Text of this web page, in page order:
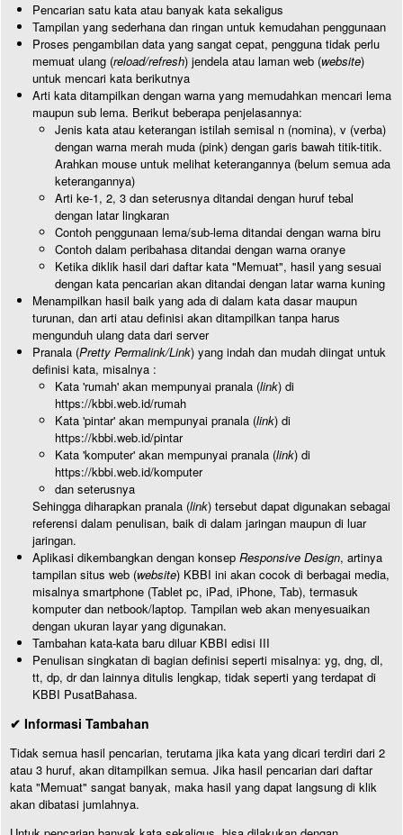
Pencarian satu kata atau banyak kata sekaligus
Tampilan yang sederhana dan ringan untuk kemudahan penggunaan
Proses pengambilan data yang sangat cepat, pengguna tidak perlu
memuat ulang (reload/refresh) jendela atau laman web (website)
untuk mencari kata berikutnya
Arti kata ditampilkan dengan warna yang memudahkan mencari lema
maupun sub lema. Berikut beberapa penjelasannya:
Jenis kata atau keterangan istilah semisal n (nomina), v (verba)
dengan warna merah muda (pink) dengan garis bawah titik-titik.
Arahkan mouse untuk melihat keterangannya (belum semua ada
keterangannya)
Arti ke-1, 2, 3 dan seterusnya ditandai dengan huruf tebal
dengan latar lingkaran
Contoh penggunaan lema/sub-lema ditandai dengan warna biru
Contoh dalam peribahasa ditandai dengan warna oranye
Ketika diklik hasil dari daftar kata "Memuat", hasil yang sesuai
dengan kata pencarian akan ditandai dengan latar warna kuning
Menampilkan hasil baik yang ada di dalam kata dasar maupun
turunan, dan arti atau definisi akan ditampilkan tanpa harus
mengunduh ulang data dari server
Pranala (Pretty Permalink/Link) yang indah dan mudah diingat untuk
definisi kata, misalnya :
Kata 'rumah' akan mempunyai pranala (link) di
https://kbbi.web.id/rumah
Kata 'pintar' akan mempunyai pranala (link) di
https://kbbi.web.id/pintar
Kata 'komputer' akan mempunyai pranala (link) di
https://kbbi.web.id/komputer
dan seterusnya
Sehingga diharapkan pranala (link) tersebut dapat digunakan sebagai
referensi dalam penulisan, baik di dalam jaringan maupun di luar
jaringan.
Aplikasi dikembangkan dengan konsep Responsive Design, artinya
tampilan situs web (website) KBBI ini akan cocok di berbagai media,
misalnya smartphone (Tablet pc, iPad, iPhone, Tab), termasuk
komputer dan netbook/laptop. Tampilan web akan menyesuaikan
dengan ukuran layar yang digunakan.
Tambahan kata-kata baru diluar KBBI edisi III
Penulisan singkatan di bagian definisi seperti misalnya: yg, dng, dl,
tt, dp, dr dan lainnya ditulis lengkap, tidak seperti yang terdapat di
KBBI PusatBahasa.
✔ Informasi Tambahan
Tidak semua hasil pencarian, terutama jika kata yang dicari terdiri dari 2
atau 3 huruf, akan ditampilkan semua. Jika hasil pencarian dari daftar
kata "Memuat" sangat banyak, maka hasil yang dapat langsung di klik
akan dibatasi jumlahnya.